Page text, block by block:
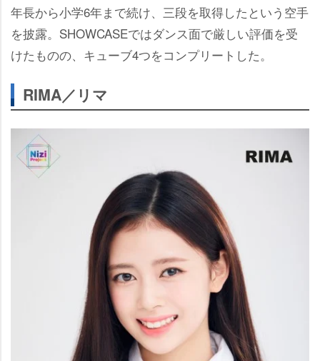
年長から小学6年まで続け、三段を取得したという空手
を披露。SHOWCASEではダンス面で厳しい評価を受
けたものの、キューブ4つをコンプリートした。
RIMA／リマ